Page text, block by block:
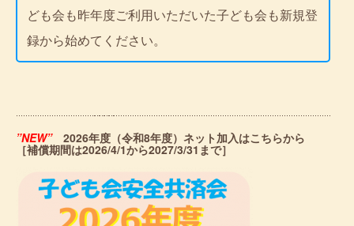
ども会も昨年度ご利用いただいた子ども会も新規登
録から始めてください。
”NEW” 2026年度（令和8年度）ネット加入はこちらから
［補償期間は2026/4/1から2027/3/31まで］